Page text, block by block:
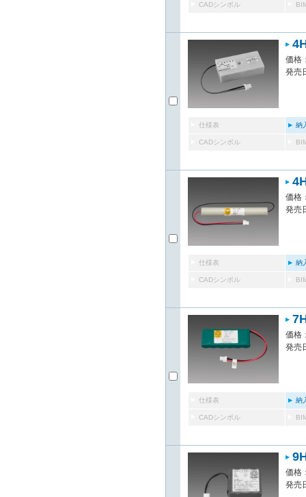
CADシンボル
価格
発売
仕様表 納
CADシンボル
価格
発売
仕様表 納
CADシンボル
価格
発売
仕様表 納
CADシンボル
価格
発売